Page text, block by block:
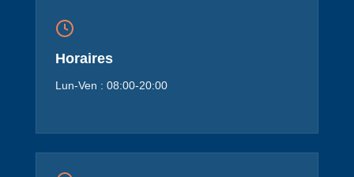
Horaires
Lun-Ven : 08:00-20:00